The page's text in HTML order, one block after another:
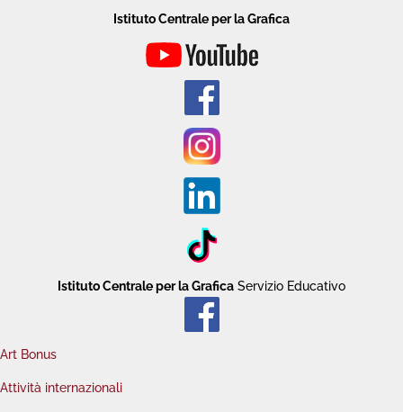
Istituto Centrale per la Grafica
Istituto Centrale per la Grafica Servizio Educativo
Art Bonus
Attività internazionali